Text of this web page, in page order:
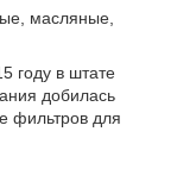
масляные,
году в штате
добилась
фильтров для